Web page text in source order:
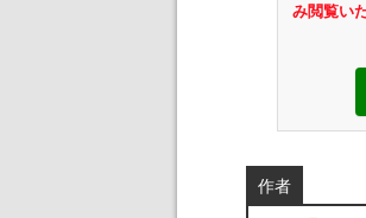
み閲覧い
作者